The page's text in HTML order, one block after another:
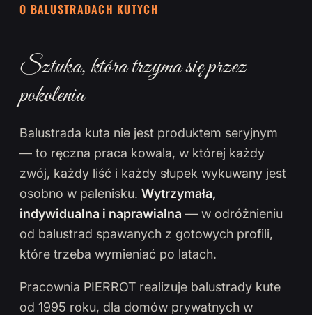
O BALUSTRADACH KUTYCH
Sztuka, która trzyma się przez
pokolenia
Balustrada kuta nie jest produktem seryjnym
— to ręczna praca kowala, w której każdy
zwój, każdy liść i każdy słupek wykuwany jest
osobno w palenisku. Wytrzymała,
indywidualna i naprawialna — w odróżnieniu
od balustrad spawanych z gotowych profili,
które trzeba wymieniać po latach.
Pracownia PIERROT realizuje balustrady kute
od 1995 roku, dla domów prywatnych w